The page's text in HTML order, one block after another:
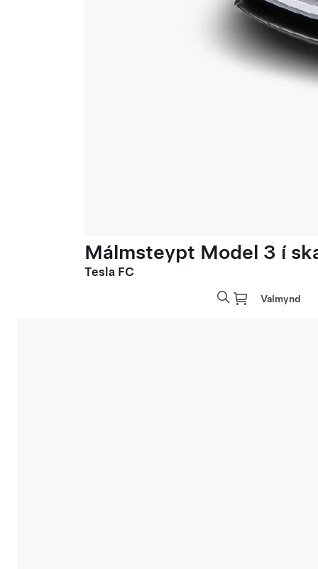
Málmsteypt Model 3 í
Tesla FC
Valmynd